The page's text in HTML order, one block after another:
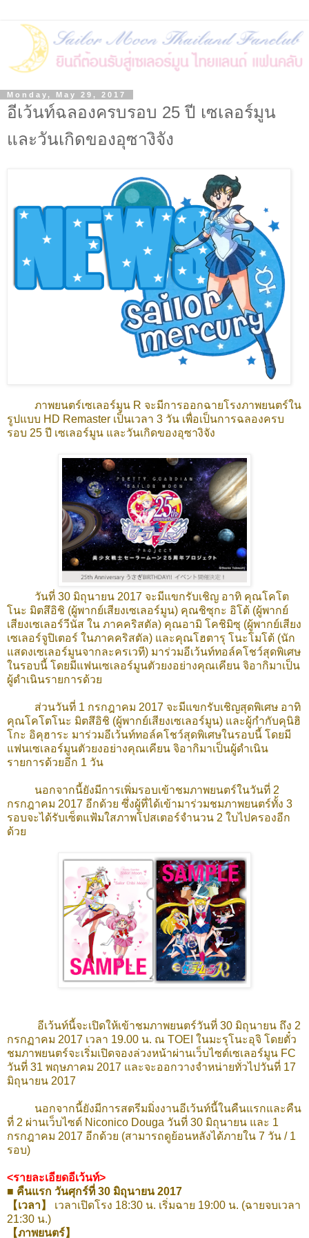
Monday, May 29, 2017
อีเว้นท์ฉลองครบรอบ 25 ปี เซเลอร์มูน
และวันเกิดของอุซางิจัง
ภาพยนตร์เซเลอร์มูน R จะมีการออกฉายโรงภาพยนตร์ใน
รูปแบบ HD Remaster เป็นเวลา 3 วัน เพื่อเป็นการฉลองครบ
รอบ 25 ปี เซเลอร์มูน และวันเกิดของอุซางิจัง
วันที่ 30 มิถุนายน 2017 จะมีแขกรับเชิญ อาทิ คุณโคโต
โนะ มิตสึอิชิ (ผู้พากย์เสียงเซเลอร์มูน) คุณชิซุกะ อิโต้ (ผู้พากย์
เสียงเซเลอร์วีนัส ใน ภาคคริสตัล) คุณอามิ โคชิมิซุ (ผู้พากย์เสียง
เซเลอร์จูปิเตอร์ ในภาคคริสตัล) และคุณโฮตารุ โนะโมโต้ (นัก
แสดงเซเลอร์มูนจากละครเวที) มาร่วมอีเว้นท์ทอล์คโชว์สุดพิเศษ
ในรอบนี้ โดยมีแฟนเซเลอร์มูนตัวยงอย่างคุณเคียน จิอากิมาเป็น
ผู้ดำเนินรายการด้วย
ส่วนวันที่ 1 กรกฎาคม 2017 จะมีแขกรับเชิญสุดพิเศษ อาทิ
คุณโคโตโนะ มิตสึอิชิ (ผู้พากย์เสียงเซเลอร์มูน) และผู้กำกับคุนิฮิ
โกะ อิคุฮาระ มาร่วมอีเว้นท์ทอล์คโชว์สุดพิเศษในรอบนี้ โดยมี
แฟนเซเลอร์มูนตัวยงอย่างคุณเคียน จิอากิมาเป็นผู้ดำเนิน
รายการด้วยอีก 1 วัน
นอกจากนี้ยังมีการเพิ่มรอบเข้าชมภาพยนตร์ในวันที่ 2
กรกฎาคม 2017 อีกด้วย ซึ่งผู้ที่ได้เข้ามาร่วมชมภาพยนตร์ทั้ง 3
รอบจะได้รับเซ็ตแฟ้มใสภาพโปสเตอร์จำนวน 2 ใบไปครองอีก
ด้วย
อีเว้นท์นี้จะเปิดให้เข้าชมภาพยนตร์วันที่ 30 มิถุนายน ถึง 2
กรกฏาคม 2017 เวลา 19.00 น. ณ TOEI ในมะรุโนะอุจิ โดยตั๋ว
ชมภาพยนตร์จะเริ่มเปิดจองล่วงหน้าผ่านเว็บไซต์เซเลอร์มูน FC
วันที่ 31 พฤษภาคม 2017 และจะออกวางจำหน่ายทั่วไปวันที่ 17
มิถุนายน 2017
นอกจากนี้ยังมีการสตรีมมิ่งงานอีเว้นท์นี้ในคืนแรกและคืน
ที่ 2 ผ่านเว็บไซต์ Niconico Douga วันที่ 30 มิถุนายน และ 1
กรกฎาคม 2017 อีกด้วย (สามารถดูย้อนหลังได้ภายใน 7 วัน / 1
รอบ)
<รายละเอียดอีเว้นท์>
■ คืนแรก วันศุกร์ที่ 30 มิถุนายน 2017
【เวลา】
เวลาเปิดโรง 18:30 น. เริ่มฉาย 19:00 น. (ฉายจบเวลา
21:30 น.)
【ภาพยนตร์】